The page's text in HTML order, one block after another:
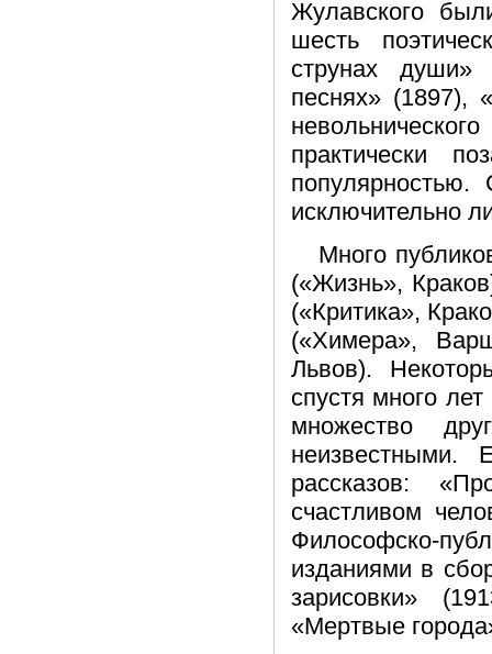
Жулавского
шесть
струнах
песнях» (1897),
практически
исключительно
Много
(«Жизнь»,
(«Критика»,
(«Химера»,
Львов).
спустя много
множество
неизвестными.
рассказов:
счастливом
Философско-
изданиями в
зарисовки»
«Мертвые